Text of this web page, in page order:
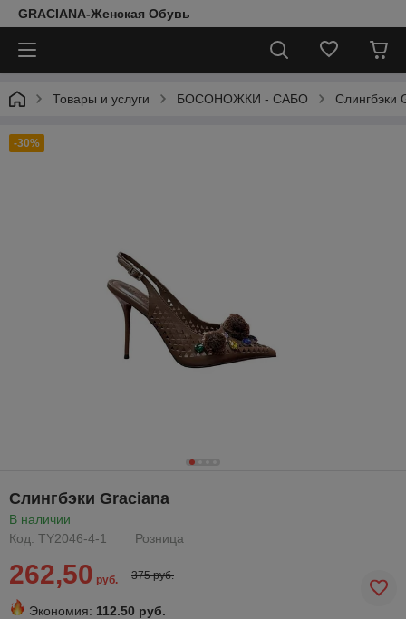
GRACIANA-Женская Обувь
Товары и услуги БОСОНОЖКИ - САБО Слингбэки
-30%
Слингбэки Graciana
В наличии
Код: TY2046-4-1
Розница
262,50 руб. 375 руб.
Экономия: 112.50 руб.